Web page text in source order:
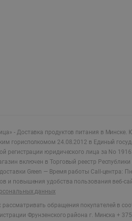
- Доставка продуктов питания в Минске.
горисполкомом 24.08.2012 в Единый
регистрации юридического лица за No
включен в Торговый реестр
Green — Время работы Call-центра:
и повышения удобства пользования веб-
данных
обращения покупателей в
Фрунзенского района г. Минска +